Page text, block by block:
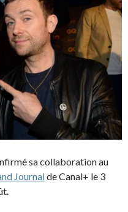
sa collaboration au
Journalde Canal+ le 3